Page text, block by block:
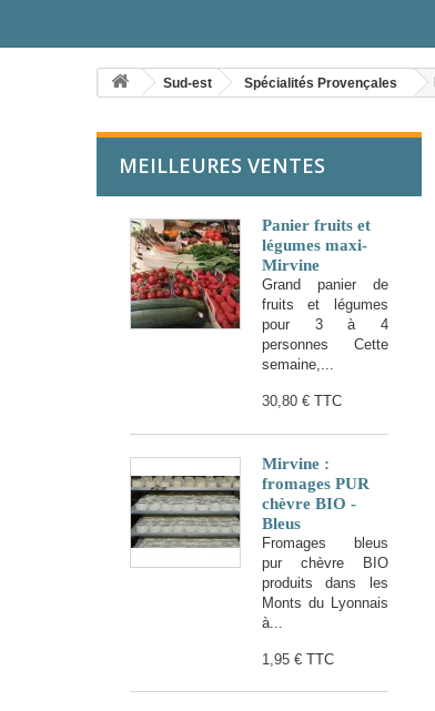
Sud-est Spécialités Provençales
MEILLEURES VENTES
Panier fruits et
légumes maxi-
Mirvine
Grand panier de
fruits et légumes
pour 3 à 4
personnes Cette
semaine,...
30,80 € TTC
Mirvine :
fromages PUR
chèvre BIO -
Bleus
Fromages bleus
pur chèvre BIO
produits dans les
Monts du Lyonnais
à...
1,95 € TTC